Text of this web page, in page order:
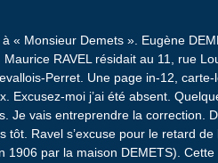
« Monsieur Demets ». Eugène
RAVEL résidait au 11, rue
Perret. Une page in-12,
Excusez-moi j’ai été absent.
Je vais entreprendre la correction.
Ravel s’excuse pour le retard de
1906 par la maison DEMETS). Cette